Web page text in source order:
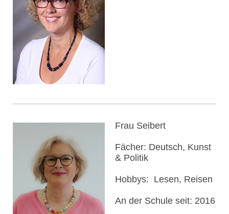
Frau Seibert
Fächer: Deutsch, Kunst
& Politik
Hobbys: Lesen, Reisen
An der Schule seit: 2016